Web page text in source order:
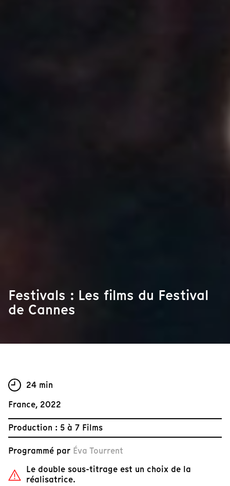
Festivals : Les films du Festival
de Cannes
24 min
France, 2022
Production : 5 à 7 Films
Programmé par Éva Tourrent
Le double sous-titrage est un choix de la
réalisatrice.